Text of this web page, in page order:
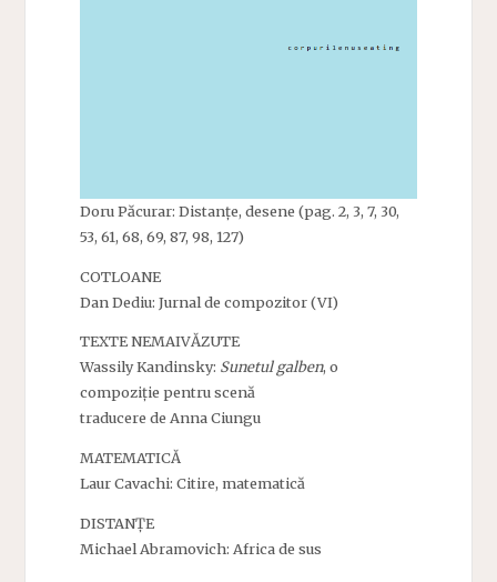
Doru Păcurar: Distanțe, desene (pag. 2, 3, 7, 30,
53, 61, 68, 69, 87, 98, 127)
COTLOANE
Dan Dediu: Jurnal de compozitor (VI)
TEXTE NEMAIVĂZUTE
Wassily Kandinsky: Sunetul galben, o
compoziție pentru scenă
traducere de Anna Ciungu
MATEMATICĂ
Laur Cavachi: Citire, matematică
DISTANȚE
Michael Abramovich: Africa de sus